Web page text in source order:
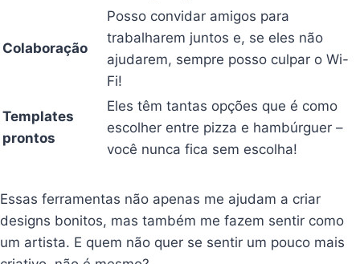
Colaboração
Posso convidar amigos para
trabalharem juntos e, se eles não
ajudarem, sempre posso culpar o Wi-
Fi!
Templates
prontos
Eles têm tantas opções que é como
escolher entre pizza e hambúrguer –
você nunca fica sem escolha!
Essas ferramentas não apenas me ajudam a criar
designs bonitos, mas também me fazem sentir como
um artista. E quem não quer se sentir um pouco mais